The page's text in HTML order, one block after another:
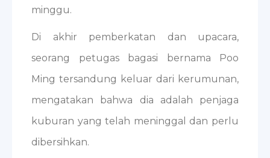
minggu.
Di akhir pemberkatan dan upacara,
seorang petugas bagasi bernama Poo
Ming tersandung keluar dari kerumunan,
mengatakan bahwa dia adalah penjaga
kuburan yang telah meninggal dan perlu
dibersihkan.